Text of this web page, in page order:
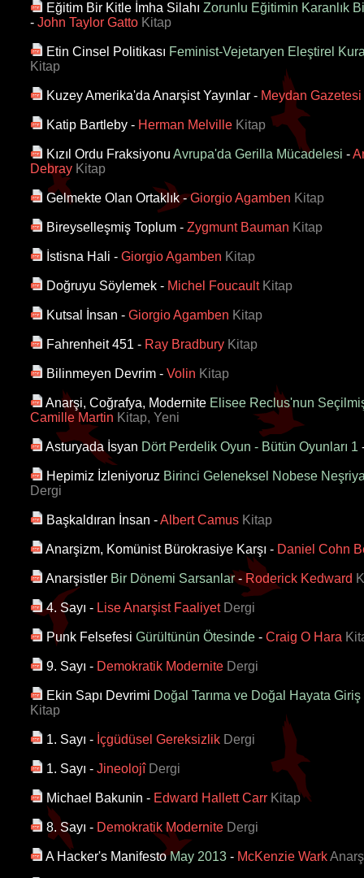
Eğitim Bir Kitle İmha Silahı Zorunlu Eğitimin Karanlık
- John Taylor Gatto Kitap
Etin Cinsel Politikası Feminist-Vejetaryen Eleştirel
Kitap
Kuzey Amerika'da Anarşist Yayınlar - Meydan Gazetesi
Katip Bartleby - Herman Melville Kitap
Kızıl Ordu Fraksiyonu Avrupa'da Gerilla Mücadelesi -
Debray Kitap
Gelmekte Olan Ortaklık -Giorgio Agamben Kitap
Bireyselleşmiş Toplum - Zygmunt Bauman Kitap
İstisna Hali - Giorgio Agamben Kitap
Doğruyu Söylemek - Michel FoucaultKitap
Kutsal İnsan - Giorgio Agamben Kitap
Fahrenheit 451 - Ray Bradbury Kitap
Bilinmeyen Devrim - Volin Kitap
Anarşi, Coğrafya, Modernite Elisee Reclus'nun Seçilmiş
Camille Martin Kitap, Yeni
Asturyada İsyan Dört Perdelik Oyun - Bütün Oyunları 1
Hepimiz İzleniyoruz Birinci Geleneksel Nobese
Dergi
Başkaldıran İnsan -Albert Camus Kitap
Anarşizm, Komünist Bürokrasiye Karşı - Daniel Cohn
Anarşistler Bir Dönemi Sarsanlar- Roderick Kedward
4. Sayı - Lise Anarşist FaaliyetDergi
Punk Felsefesi Gürültünün Ötesinde - Craig O Hara
9. Sayı - Demokratik Modernite Dergi
Ekin Sapı Devrimi Doğal Tarıma ve Doğal Hayata Giriş
Kitap
1. Sayı - İçgüdüsel Gereksizlik Dergi
1. Sayı - JineolojîDergi
Michael Bakunin - Edward Hallett Carr Kitap
8. Sayı - Demokratik Modernite Dergi
A Hacker's Manifesto May 2013 - McKenzie Wark